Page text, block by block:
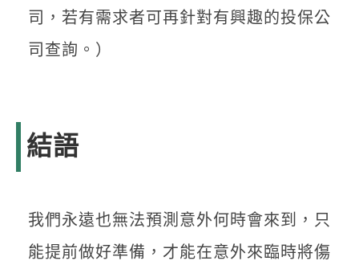
司，若有需求者可再針對有興趣的投保公
司查詢。）
結語
我們永遠也無法預測意外何時會來到，只
能提前做好準備，才能在意外來臨時將傷